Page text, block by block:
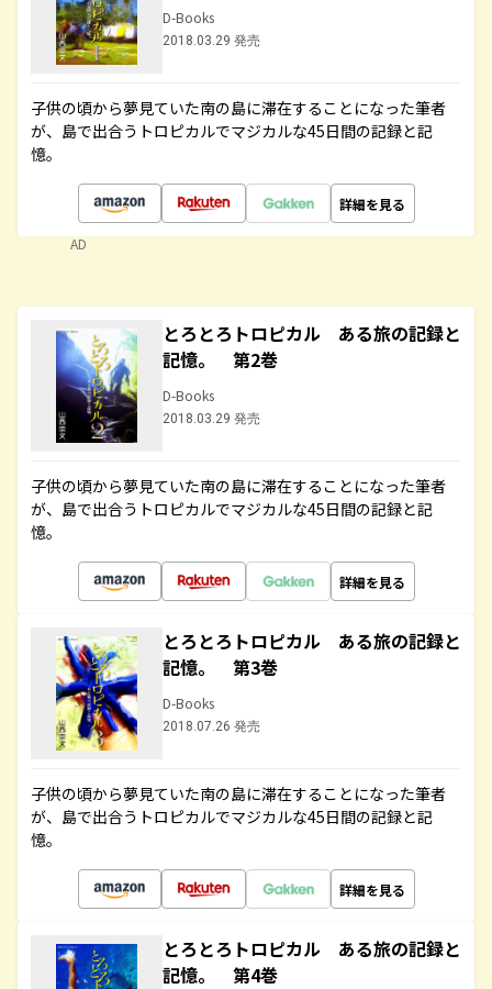
D-Books
2018.03.29 発売
子供の頃から夢見ていた南の島に滞在することになった筆者
が、島で出合うトロピカルでマジカルな45日間の記録と記
憶。
詳細を見る
AD
とろとろトロピカル ある旅の記録と
記憶。 第2巻
D-Books
2018.03.29 発売
子供の頃から夢見ていた南の島に滞在することになった筆者
が、島で出合うトロピカルでマジカルな45日間の記録と記
憶。
詳細を見る
とろとろトロピカル ある旅の記録と
記憶。 第3巻
D-Books
2018.07.26 発売
子供の頃から夢見ていた南の島に滞在することになった筆者
が、島で出合うトロピカルでマジカルな45日間の記録と記
憶。
詳細を見る
とろとろトロピカル ある旅の記録と
記憶。 第4巻